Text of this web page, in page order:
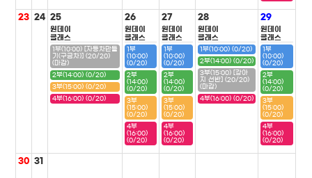
23 24 25
원데이
클래스
1부(10:00) [자동차만들
기(구급차)] (20/20)
(마감)
2부(14:00) (0/20)
3부(15:00) (0/20)
4부(16:00) (0/20)
26
원데이
클래스
1부
(10:00)
(0/20)
2부
(14:00)
(0/20)
3부
(15:00)
(0/20)
4부
(16:00)
(0/20)
27
원데이
클래스
1부
(10:00)
(0/20)
2부
(14:00)
(0/20)
3부
(15:00)
(0/20)
4부
(16:00)
(0/20)
28
원데이
클래스
1부(10:00) (0/20)
2부(14:00) (0/20)
3부(15:00) [강아
지 선반] (20/20)
(마감)
4부(16:00) (0/20)
29
원데이
클래스
1부
(10:00)
(0/20)
2부
(14:00)
(0/20)
3부
(15:00)
(0/20)
4부
(16:00)
(0/20)
30 31